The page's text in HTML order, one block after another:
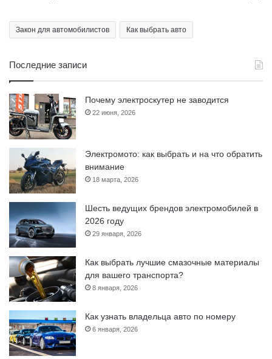
Закон для автомобилистов Как выбрать авто
Последние записи
Почему электроскутер не заводится
22 июня, 2026
Электромото: как выбрать и на что обратить
внимание
18 марта, 2026
Шесть ведущих брендов электромобилей в
2026 году
29 января, 2026
Как выбрать лучшие смазочные материалы
для вашего транспорта?
8 января, 2026
Как узнать владельца авто по номеру
6 января, 2026